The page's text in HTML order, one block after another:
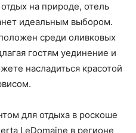
на природе, отель
идеальным выбором.
среди оливковых
гостям уединение и
насладиться красотой
для отдыха в роскоше
LeDomaine в регионе